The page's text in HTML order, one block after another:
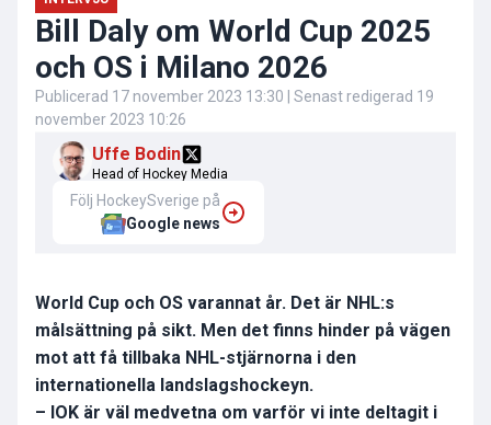
Bill Daly om World Cup 2025
och OS i Milano 2026
Publicerad 17 november 2023 13:30 | Senast redigerad 19
november 2023 10:26
Uffe Bodin
Head of Hockey Media
Följ HockeySverige på
Google news
World Cup och OS varannat år. Det är NHL:s
målsättning på sikt. Men det finns hinder på vägen
mot att få tillbaka NHL-stjärnorna i den
internationella landslagshockeyn.
– IOK är väl medvetna om varför vi inte deltagit i